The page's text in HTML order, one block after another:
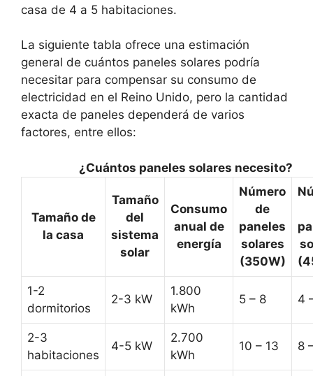
casa de 4 a 5 habitaciones.
La siguiente tabla ofrece una estimación
general de cuántos paneles solares podría
necesitar para compensar su consumo de
electricidad en el Reino Unido, pero la cantidad
exacta de paneles dependerá de varios
factores, entre ellos:
¿Cuántos paneles solares necesito?
Tamaño de
la casa
Tamaño
del
sistema
solar
Consumo
anual de
energía
Número
de
paneles
solares
(350W)
1-2
dormitorios
2-3 kW
1.800
kWh
5 – 8 4
2-3
habitaciones
4-5 kW
2.700
kWh
10 – 13 8